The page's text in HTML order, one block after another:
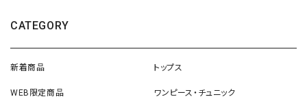
CATEGORY
新着商品
WEB限定商品
トップス
ワンピース・チュニック